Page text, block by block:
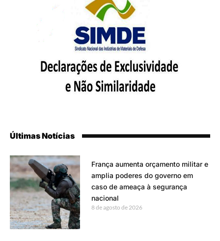
Últimas Notícias
França aumenta orçamento militar e
amplia poderes do governo em
caso de ameaça à segurança
nacional
8 de agosto de 2026